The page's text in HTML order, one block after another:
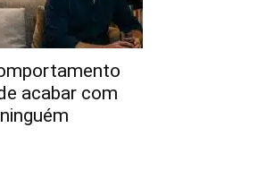
acabar com